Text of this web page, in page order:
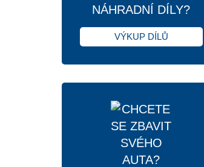
NÁHRADNÍ DÍLY?
VÝKUP DÍLŮ